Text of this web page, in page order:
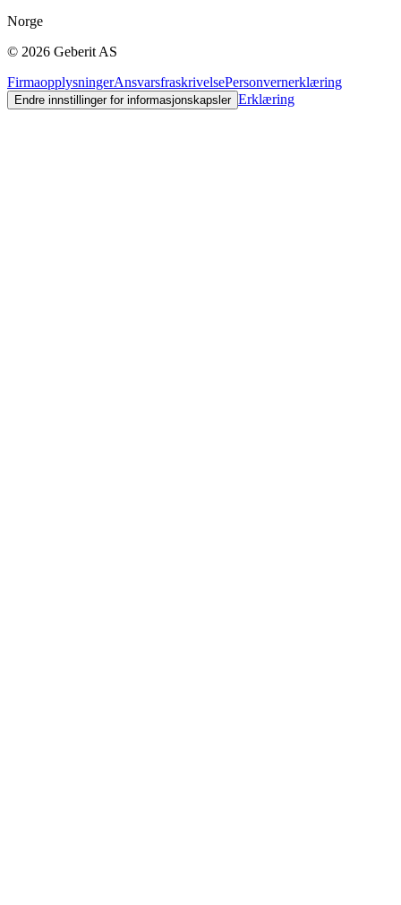
Norge
© 2026 Geberit AS
FirmaopplysningerAnsvarsfraskrivelsePersonvernerklæring
Endre innstillinger for informasjonskapsler Erklæring